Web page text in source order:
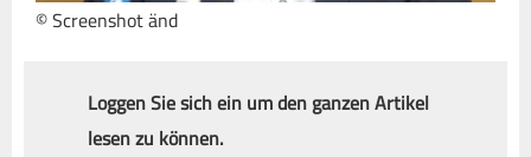
© Screenshot änd
Loggen Sie sich ein um den ganzen Artikel
lesen zu können.